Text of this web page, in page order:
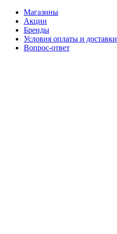
Магазины
Акции
Бренды
Условия оплаты и доставки
Вопрос-ответ